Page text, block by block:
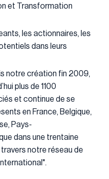
et Transformation
les actionnaires, les
dans leurs
notre création fin 2009,
plus de 1100
et continue de se
en France, Belgique,
Pays-
dans une trentaine
travers notre réseau de